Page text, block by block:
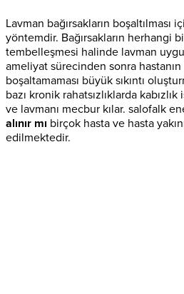
Lavman bağırsakların
yöntemdir. Bağırsakların herhangi
tembelleşmesi halinde lavman
ameliyat sürecinden sonra hastanın
boşaltamaması büyük sıkıntı
bazı kronik rahatsızlıklarda
ve lavmanı mecbur kılar. salofalk
alınır mı birçok hasta ve hasta
edilmektedir.